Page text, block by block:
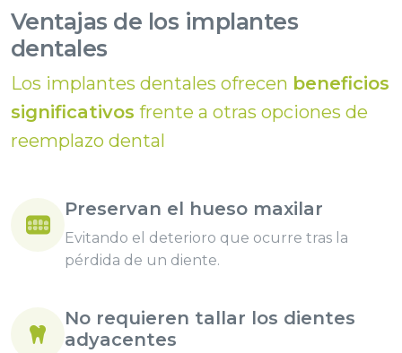
Ventajas de los implantes
dentales
Los implantes dentales ofrecen beneficios
significativos frente a otras opciones de
reemplazo dental
Preservan el hueso maxilar
Evitando el deterioro que ocurre tras la
pérdida de un diente.
No requieren tallar los dientes
adyacentes